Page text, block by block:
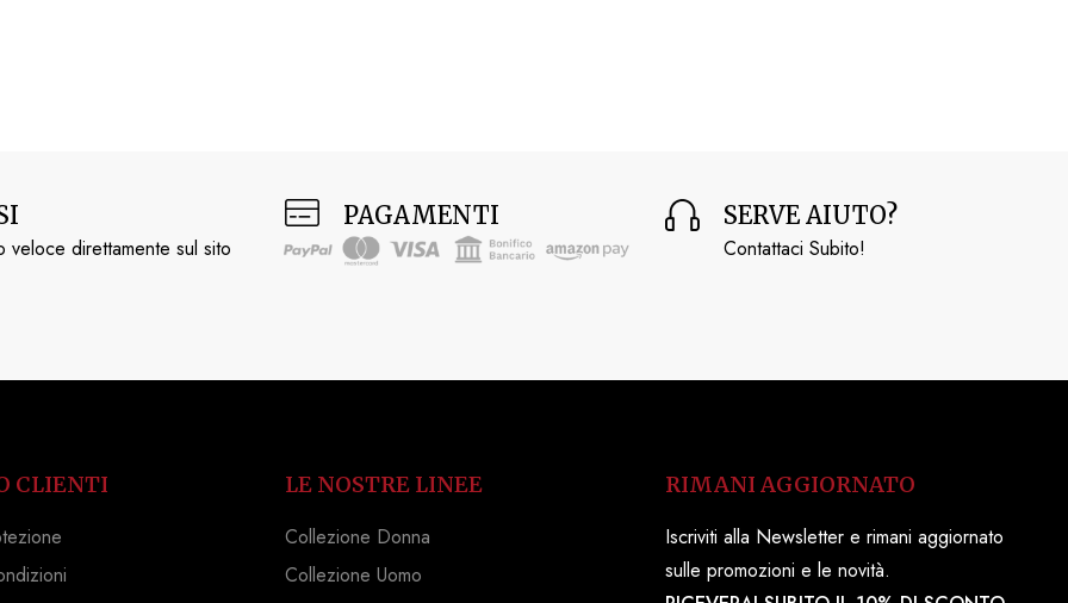
veloce direttamente sul sito
PAGAMENTI SERVE AIUTO?
Contattaci Subito!
CLIENTI
LE NOSTRE LINEE
Collezione Donna
Collezione Uomo
RIMANI AGGIORNATO
Iscriviti alla Newsletter e rimani aggiornato
sulle promozioni e le novità.